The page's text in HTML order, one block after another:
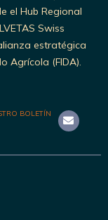
el Hub Regional
Swiss
estratégica
Agrícola (FIDA).
BOLETÍN